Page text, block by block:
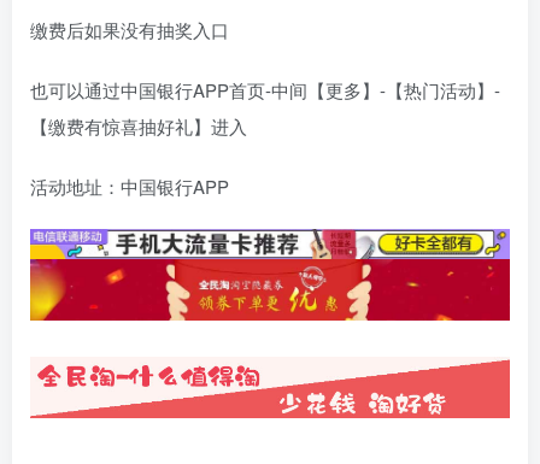
缴费后如果没有抽奖入口
也可以通过中国银行APP首页-中间【更多】-【热门活动】-
【缴费有惊喜抽好礼】进入
活动地址：中国银行APP